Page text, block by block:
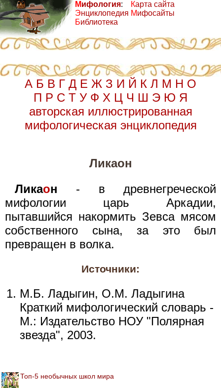
Мифология:
Энциклопедия
Библиотека
Карта сайта
Мифосайты
А Б В Г Д Е Ж З И Й К Л М Н О
П Р С Т У Ф Х Ц Ч Ш Э Ю Я
авторская иллюстрированная
мифологическая энциклопедия
Ликаон
Ликаон - в древнегреческой
мифологии царь Аркадии,
пытавшийся накормить Зевса мясом
собственного сына, за это был
превращен в волка.
Источники:
М.Б. Ладыгин, О.М. Ладыгина
Краткий мифологический словарь -
М.: Издательство НОУ "Полярная
звезда", 2003.
Топ-5 необычных школ мира